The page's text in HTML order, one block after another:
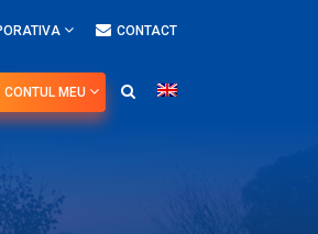
CONTACT
CONTUL MEU